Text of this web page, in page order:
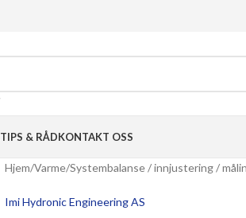
TIPS & RÅDKONTAKT OSS
Hjem/Varme/Systembalanse / innjustering /
Imi Hydronic Engineering AS